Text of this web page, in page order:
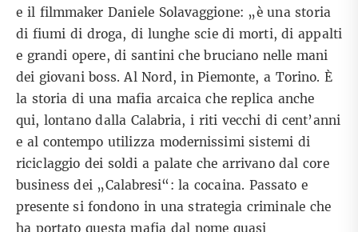
e il filmmaker Daniele Solavaggione: „è una storia
di fiumi di droga, di lunghe scie di morti, di appalti
e grandi opere, di santini che bruciano nelle mani
dei giovani boss. Al Nord, in Piemonte, a Torino. È
la storia di una mafia arcaica che replica anche
qui, lontano dalla Calabria, i riti vecchi di cent’anni
e al contempo utilizza modernissimi sistemi di
riciclaggio dei soldi a palate che arrivano dal core
business dei „Calabresi“: la cocaina. Passato e
presente si fondono in una strategia criminale che
ha portato questa mafia dal nome quasi